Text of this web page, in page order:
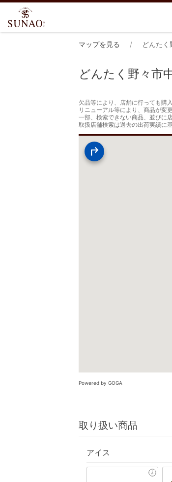
マップを見る どんた
どんたく野々市
欠品等により、店舗に行っても購
リニューアル等により、商品が変
一部、検索できない商品、並びに
取扱店舗検索は過去の出荷実績に
Powered by GOGA
取り扱い商品
アイス